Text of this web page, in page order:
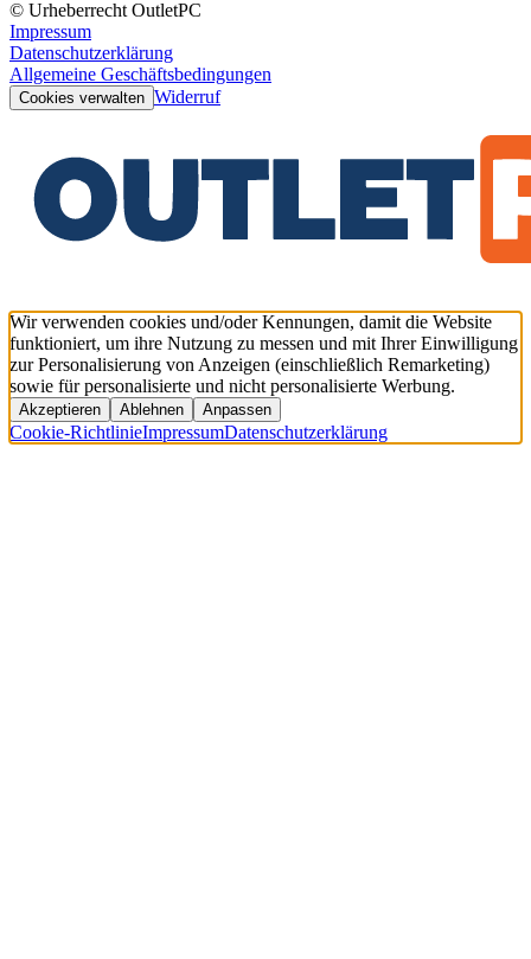
© Urheberrecht OutletPC
Impressum
Datenschutzerklärung
Allgemeine Geschäftsbedingungen
Cookies verwalten Widerruf
Wir verwenden cookies und/oder Kennungen, damit die Website
funktioniert, um ihre Nutzung zu messen und mit Ihrer Einwilligung
zur Personalisierung von Anzeigen (einschließlich Remarketing)
sowie für personalisierte und nicht personalisierte Werbung.
Akzeptieren Ablehnen Anpassen
Cookie-RichtlinieImpressumDatenschutzerklärung